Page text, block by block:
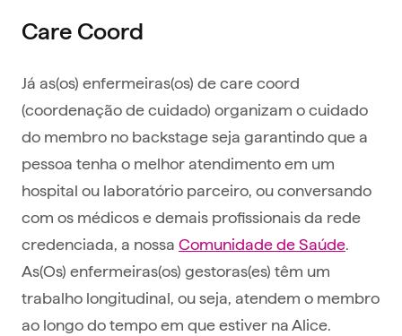
Care Coord
Já as(os) enfermeiras(os) de care coord
(coordenação de cuidado) organizam o cuidado
do membro no backstage seja garantindo que a
pessoa tenha o melhor atendimento em um
hospital ou laboratório parceiro, ou conversando
com os médicos e demais profissionais da rede
credenciada, a nossa Comunidade de Saúde.
As(Os) enfermeiras(os) gestoras(es) têm um
trabalho longitudinal, ou seja, atendem o membro
ao longo do tempo em que estiver na Alice.